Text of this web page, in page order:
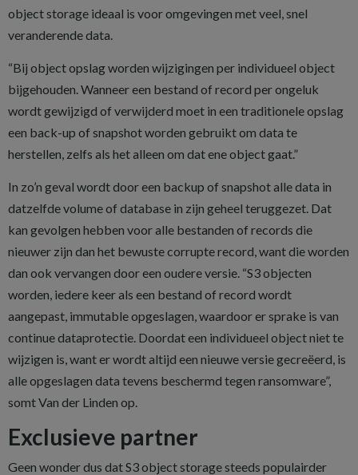
object storage ideaal is voor omgevingen met veel, snel
veranderende data.
“Bij object opslag worden wijzigingen per individueel object
bijgehouden. Wanneer een bestand of record per ongeluk
wordt gewijzigd of verwijderd moet in een traditionele opslag
een back-up of snapshot worden gebruikt om data te
herstellen, zelfs als het alleen om dat ene object gaat.”
In zo’n geval wordt door een backup of snapshot alle data in
datzelfde volume of database in zijn geheel teruggezet. Dat
kan gevolgen hebben voor alle bestanden of ­records die
nieuwer zijn dan het bewuste corrupte record, want die worden
dan ook vervangen door een oudere versie. “S3 ­objecten
worden, iedere keer als een bestand of record wordt
aangepast, immutable opgeslagen, waardoor er sprake is van
continue dataprotectie. Doordat een individueel object niet te
wijzigen is, want er wordt altijd een nieuwe versie gecreëerd, is
alle opgeslagen data tevens beschermd tegen ransomware”,
somt Van der Linden op.
Exclusieve partner
Geen wonder dus dat S3 object storage steeds populairder